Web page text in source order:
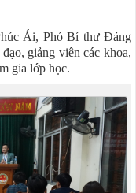
Ái, Phó Bí thư Đảng
giảng viên các khoa,
gia lớp học.